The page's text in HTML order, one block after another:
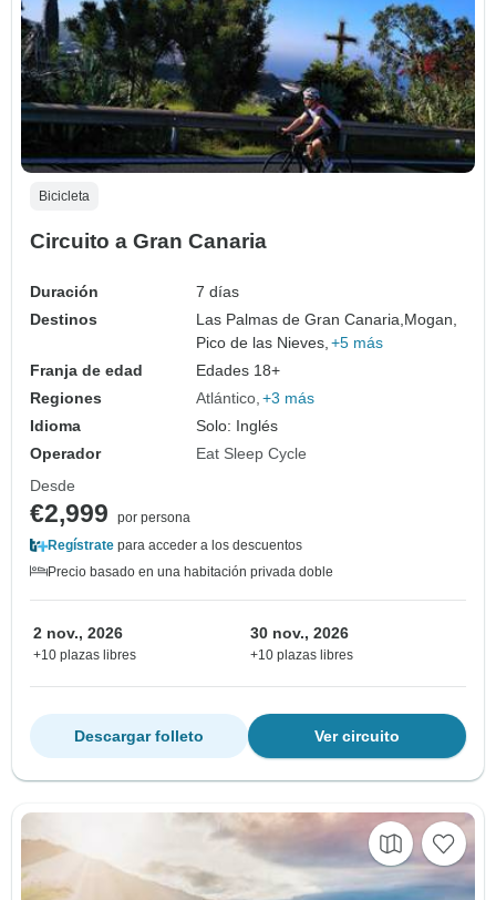
Bicicleta
Circuito a Gran Canaria
Duración
7 días
Destinos
Las Palmas de Gran Canaria, Mogan,
Pico de las Nieves, +5 más
Franja de edad
Edades 18+
Regiones
Atlántico +3 más
Idioma
Solo: Inglés
Operador
Eat Sleep Cycle
Desde
€2,999
por persona
Regístrate para acceder a los descuentos
Precio basado en una habitación privada doble
2 nov., 2026
+10 plazas libres
30 nov., 2026
+10 plazas libres
Ver circuito
Descargar folleto